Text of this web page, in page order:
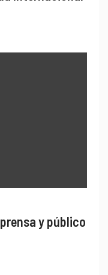
y público